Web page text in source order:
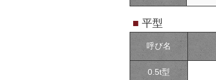
■ 平型
呼び名
0.5t型